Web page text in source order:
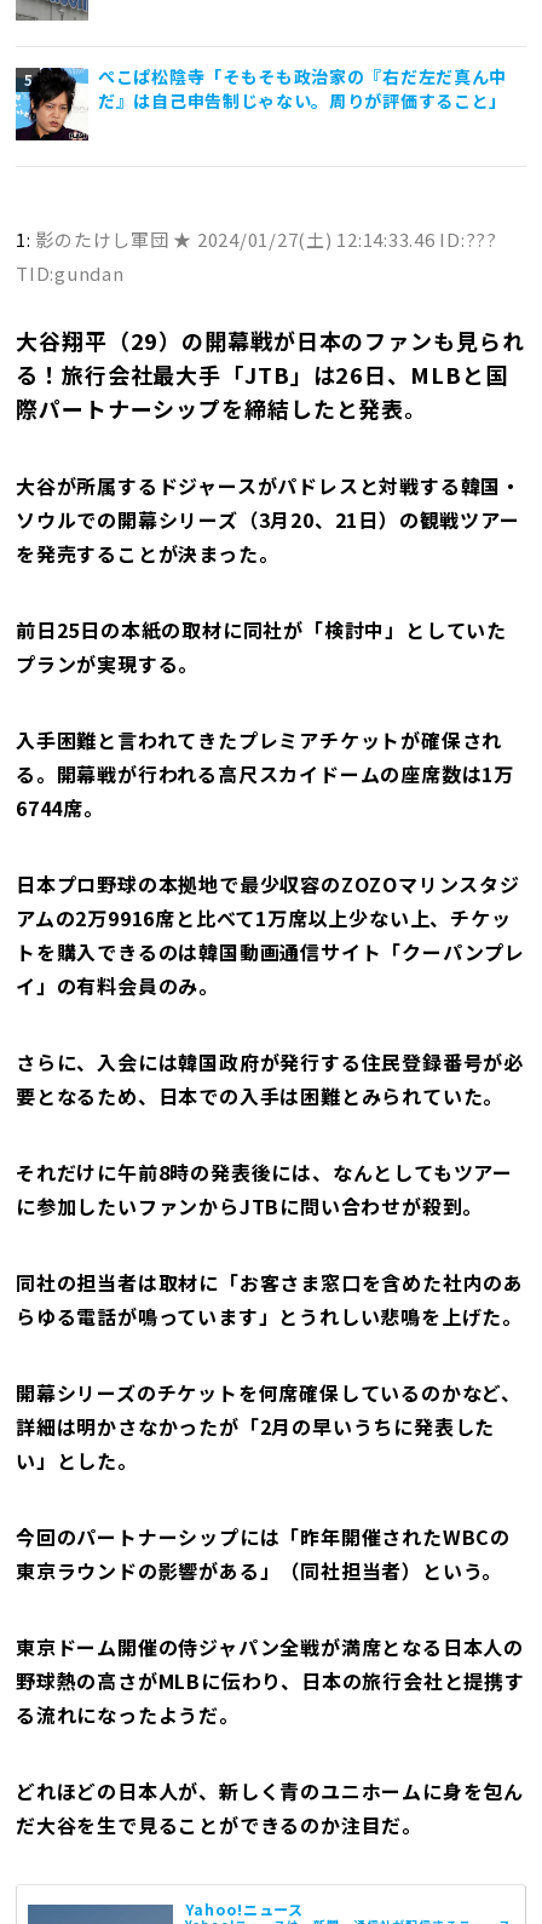
ぺこぱ松陰寺「そもそも政治家の『右だ左だ真ん中
だ』は自己申告制じゃない。周りが評価すること」
1: 影のたけし軍団 ★ 2024/01/27(土) 12:14:33.46 ID:???
TID:gundan
大谷翔平（29）の開幕戦が日本のファンも見られ
る！旅行会社最大手「JTB」は26日、MLBと国
際パートナーシップを締結したと発表。
大谷が所属するドジャースがパドレスと対戦する韓国・
ソウルでの開幕シリーズ（3月20、21日）の観戦ツアー
を発売することが決まった。
前日25日の本紙の取材に同社が「検討中」としていた
プランが実現する。
入手困難と言われてきたプレミアチケットが確保され
る。開幕戦が行われる高尺スカイドームの座席数は1万
6744席。
日本プロ野球の本拠地で最少収容のZOZOマリンスタジ
アムの2万9916席と比べて1万席以上少ない上、チケッ
トを購入できるのは韓国動画通信サイト「クーパンプレ
イ」の有料会員のみ。
さらに、入会には韓国政府が発行する住民登録番号が必
要となるため、日本での入手は困難とみられていた。
それだけに午前8時の発表後には、なんとしてもツアー
に参加したいファンからJTBに問い合わせが殺到。
同社の担当者は取材に「お客さま窓口を含めた社内のあ
らゆる電話が鳴っています」とうれしい悲鳴を上げた。
開幕シリーズのチケットを何席確保しているのかなど、
詳細は明かさなかったが「2月の早いうちに発表した
い」とした。
今回のパートナーシップには「昨年開催されたWBCの
東京ラウンドの影響がある」（同社担当者）という。
東京ドーム開催の侍ジャパン全戦が満席となる日本人の
野球熱の高さがMLBに伝わり、日本の旅行会社と提携す
る流れになったようだ。
どれほどの日本人が、新しく青のユニホームに身を包ん
だ大谷を生で見ることができるのか注目だ。
Yahoo!ニュース